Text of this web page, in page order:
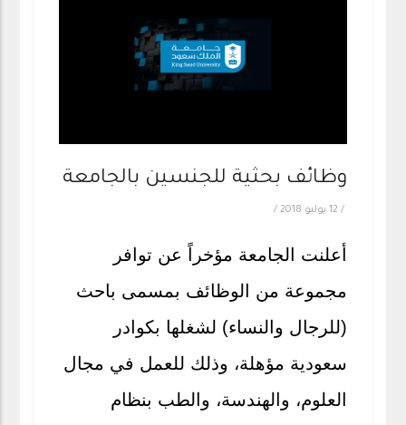
وظائف بحثية للجنسين بالجامعة
/ 12 يوليو 2018 /
أعلنت الجامعة مؤخراً عن توافر
مجموعة من الوظائف بمسمى باحث
(للرجال والنساء) لشغلها بكوادر
سعودية مؤهلة، وذلك للعمل في مجال
العلوم، والهندسة، والطب بنظام